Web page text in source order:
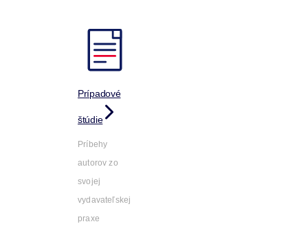
Prípadové
štúdie
Príbehy
autorov zo
svojej
vydavateľskej
praxe